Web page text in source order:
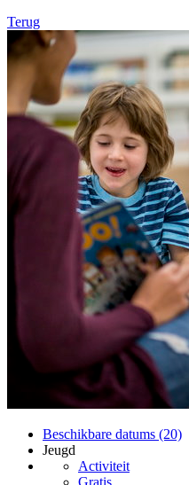
Terug
Beschikbare datums (20)
Jeugd
Activiteit
Gratis